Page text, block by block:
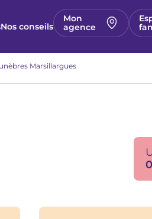
Nos conseils
Mon
agence
Marsillargues